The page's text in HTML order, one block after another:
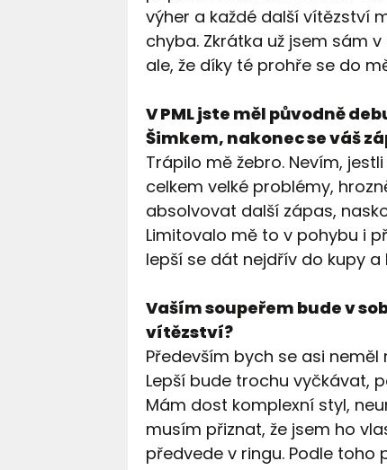
výher a každé další vítězství
chyba. Zkrátka už jsem sám
ale, že díky té prohře se do
V PML jste měl původně
Šimkem, nakonec se váš
Trápilo mě žebro. Nevím,
celkem velké problémy,
absolvovat další zápas,
Limitovalo mě to v pohybu i
lepší se dát nejdřív do kupy a
Vaším soupeřem bude v
vítězství?
Především bych se asi
Lepší bude trochu vyčkávat,
Mám dost komplexní styl,
musím přiznat, že jsem ho
předvede v ringu. Podle